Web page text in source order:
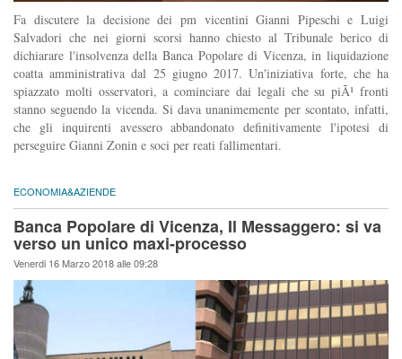
Fa discutere la decisione dei pm vicentini Gianni Pipeschi e Luigi
Salvadori che nei giorni scorsi hanno chiesto al Tribunale berico di
dichiarare l'insolvenza della Banca Popolare di Vicenza, in liquidazione
coatta amministrativa dal 25 giugno 2017. Un'iniziativa forte, che ha
spiazzato molti osservatori, a cominciare dai legali che su piÃ¹ fronti
stanno seguendo la vicenda. Si dava unanimemente per scontato, infatti,
che gli inquirenti avessero abbandonato definitivamente l'ipotesi di
perseguire Gianni Zonin e soci per reati fallimentari.
ECONOMIA&AZIENDE
Banca Popolare di Vicenza, Il Messaggero: si va
verso un unico maxi-processo
Venerdi 16 Marzo 2018 alle 09:28